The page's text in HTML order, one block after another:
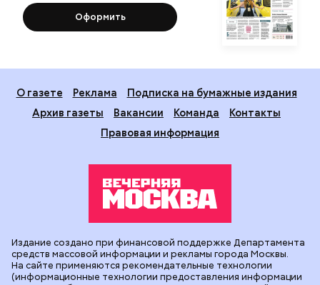
Оформить
О газете Реклама
Подписка на бумажные издания
Архив газеты
Вакансии Команда
Контакты
Правовая информация
Издание создано при финансовой поддержке Департамента
средств массовой информации и рекламы города Москвы.
На сайте применяются рекомендательные технологии
(информационные технологии предоставления информации